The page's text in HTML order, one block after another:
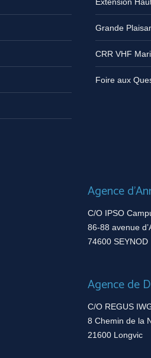
Grande
CRR VHF
Foire aux
Agence
C/O IPSO
86-88 avenue
74600 SEYNOD
Agence de
C/O REGUS
8 Chemin de la
21600 Longvic